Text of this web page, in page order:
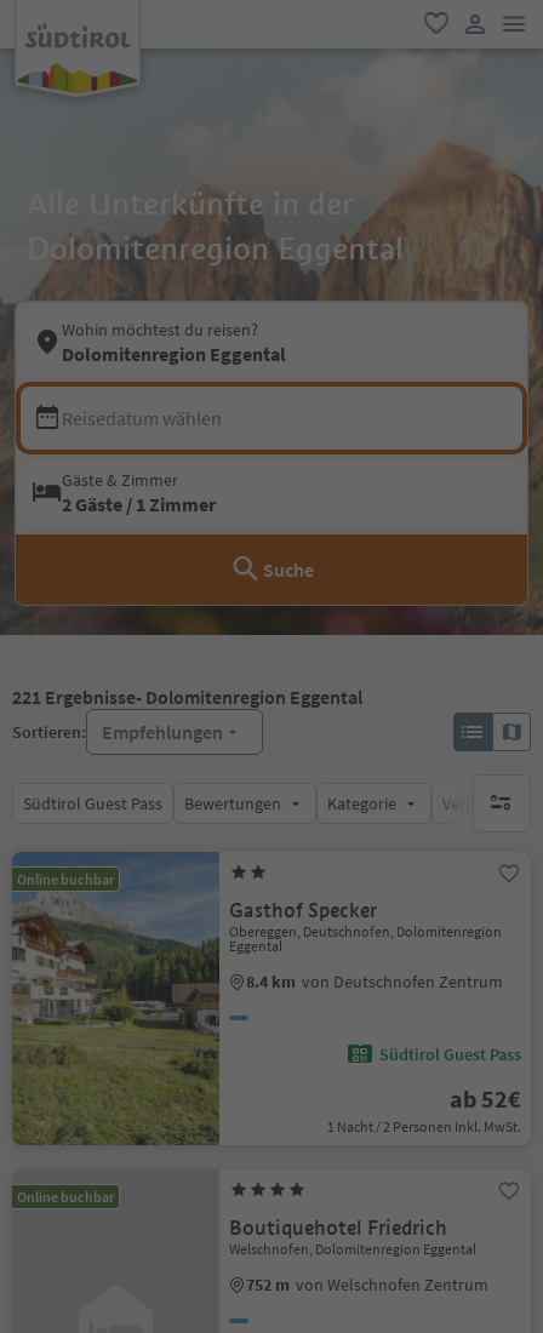
favorit
user link
Alle Unterkünfte in der
Dolomitenregion Eggental
Wohin möchtest du reisen?
Dolomitenregion Eggental
Reisedatum wählen
Gäste & Zimmer
2 Gäste / 1 Zimmer
Suche
221 Ergebnisse- Dolomitenregion Eggental
Sortieren: Empfehlungen
Südtirol Guest Pass Bewertungen Kategorie keine
Online buchbar
Gasthof Specker
Obereggen, Deutschnofen, Dolomitenregion
Eggental
8.4 km von Deutschnofen Zentrum
Südtirol Guest Pass
ab 52€
1 Nacht / 2 Personen Inkl. MwSt.
Online buchbar
Boutiquehotel Friedrich
Welschnofen, Dolomitenregion Eggental
752 m von Welschnofen Zentrum